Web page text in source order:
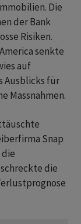
Die
der Bank
Risiken.
senkte
auf
Ausblicks für
Massnahmen.
Snap
die